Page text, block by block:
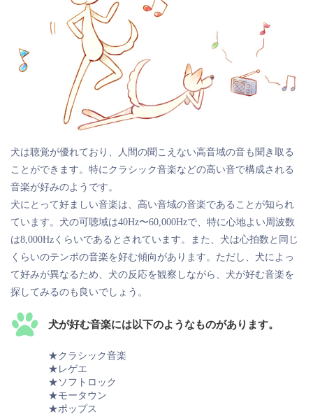
犬は聴覚が優れており、人間の聞こえない高音域の音も聞き取る
ことができます。特にクラシック音楽などの高い音で構成される
音楽が好みのようです。
犬にとって好ましい音楽は、高い音域の音楽であることが知られ
ています。犬の可聴域は40Hz〜60,000Hzで、特に心地よい周波数
は8,000Hzくらいであるとされています。また、犬は心拍数と同じ
くらいのテンポの音楽を好む傾向があります。ただし、犬によっ
て好みが異なるため、犬の反応を観察しながら、犬が好む音楽を
探してみるのも良いでしょう。
犬が好む音楽には以下のようなものがあります。
★クラシック音楽
★レゲエ
★ソフトロック
★モータウン
★ポップス